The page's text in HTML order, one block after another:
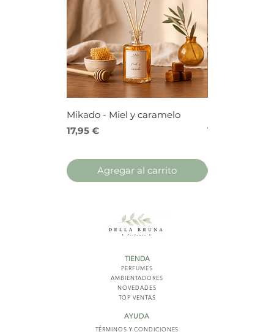
Mikado - Miel y caramelo
Precio
17,95 €
Agregar al carrito
Precio
17,95 €
TIENDA
PERFUMES
AMBIENTADORES
NOVEDADES
TOP VENTAS
AYUDA
TÉRMINOS Y CONDICIONES